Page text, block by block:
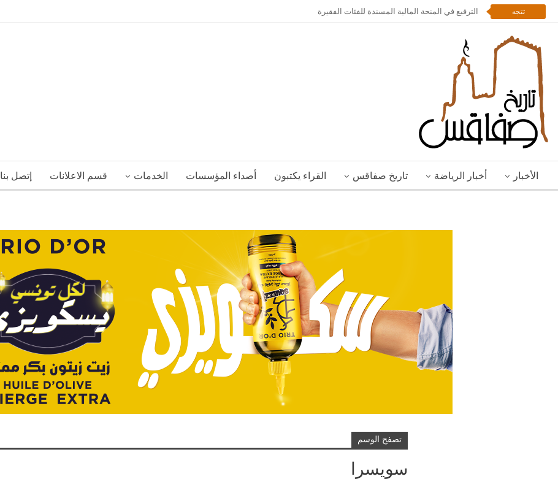
تتجه الترفيع في المنحة المالية المسندة للفئات الفقيرة
الأخبار أخبار الرياضة تاريخ صفاقس القراء يكتبون أصداء المؤسسات الخدمات قسم الاعلانات إتصل بنا
تصفح الوسم
سويسرا